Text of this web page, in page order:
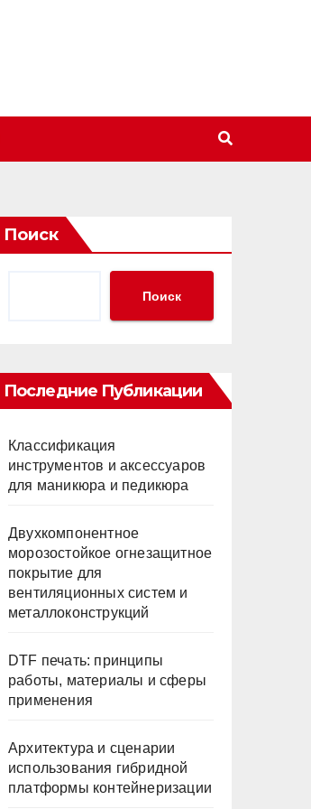
Поиск
Поиск
Последние Публикации
Классификация
инструментов и аксессуаров
для маникюра и педикюра
Двухкомпонентное
морозостойкое огнезащитное
покрытие для
вентиляционных систем и
металлоконструкций
DTF печать: принципы
работы, материалы и сферы
применения
Архитектура и сценарии
использования гибридной
платформы контейнеризации